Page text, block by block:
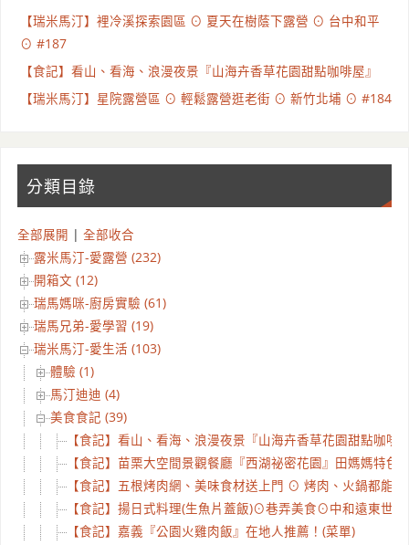
【瑞米馬汀】裡冷溪探索園區 ⊙ 夏天在樹蔭下露營 ⊙ 台中和平
⊙ #187
【食記】看山、看海、浪漫夜景『山海卉香草花園甜點咖啡屋』
【瑞米馬汀】星院露營區 ⊙ 輕鬆露營逛老街 ⊙ 新竹北埔 ⊙ #184
分類目錄
全部展開 | 全部收合
露米馬汀-愛露營 (232)
開箱文 (12)
瑞馬媽咪-廚房實驗 (61)
瑞馬兄弟-愛學習 (19)
瑞米馬汀-愛生活 (103)
體驗 (1)
馬汀迪迪 (4)
美食食記 (39)
【食記】看山、看海、浪漫夜景『山海卉香草花園甜點咖啡
【食記】苗栗大空間景觀餐廳『西湖祕密花園』田媽媽特色
【食記】五根烤肉網、美味食材送上門 ⊙ 烤肉、火鍋都能
【食記】揚日式料理(生魚片蓋飯)⊙巷弄美食⊙中和遠東世紀
【食記】嘉義『公園火雞肉飯』在地人推薦！(菜單)